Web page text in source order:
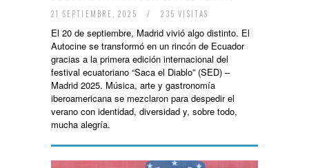
21 SEPTIEMBRE, 2025 / 235 VISITAS
El 20 de septiembre, Madrid vivió algo distinto. El
Autocine se transformó en un rincón de Ecuador
gracias a la primera edición internacional del
festival ecuatoriano “Saca el Diablo” (SED) –
Madrid 2025. Música, arte y gastronomía
iberoamericana se mezclaron para despedir el
verano con identidad, diversidad y, sobre todo,
mucha alegría.